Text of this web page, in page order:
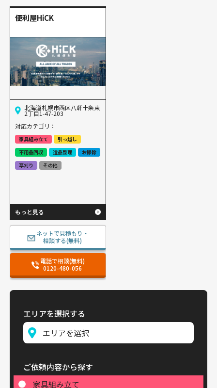
便利屋HiCK
北海道札幌市西区八軒十条東
2丁目1-47-203
対応カテゴリ：
家具組み立て
引っ越し
不用品回収
遺品整理
お掃除
草刈り
その他
もっと見る
ネットで見積もり・
相談する(無料)
電話で相談(無料)
0120-480-056
エリアを選択する
ご依頼内容から探す
家具組み立て